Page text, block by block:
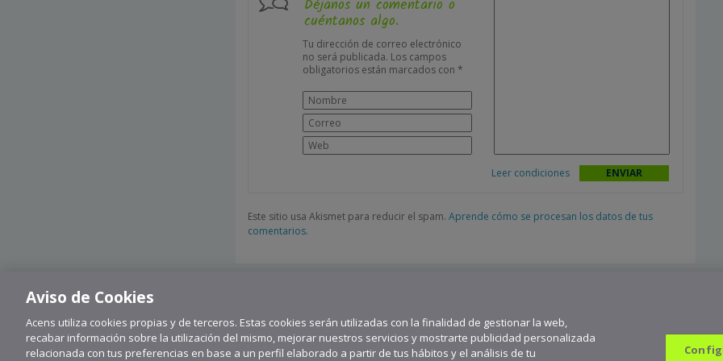
Déjanos un comentario o
cuéntanos algo.
Tu dirección de correo electrónico
no será publicada. Los campos
obligatorios están marcados con *
Leer condiciones
Este sitio usa Akismet para reducir el spam. Aprende cómo se procesan los datos de tus
comentarios.
Aviso de Cookies
Acens utiliza cookies propias y de terceros. Estas cookies serán utilizadas con la finalidad de gestionar la web,
recabar información sobre la utilización del mismo, mejorar nuestros servicios y mostrarte publicidad personalizada
relacionada con tus preferencias en base a un perfil elaborado a partir de tus hábitos y el análisis de tu